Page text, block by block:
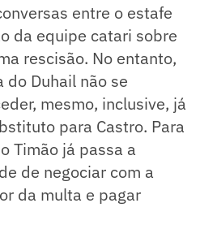
entre o estafe
da equipe catari sobre
rescisão. No entanto,
Duhail não se
mesmo, inclusive, já
para Castro. Para
Timão já passa a
de negociar com a
da multa e pagar